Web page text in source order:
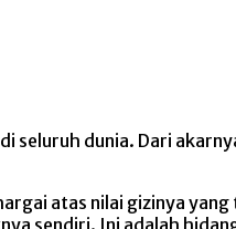
seluruh dunia. Dari
atas nilai gizinya
sendiri. Ini adalah